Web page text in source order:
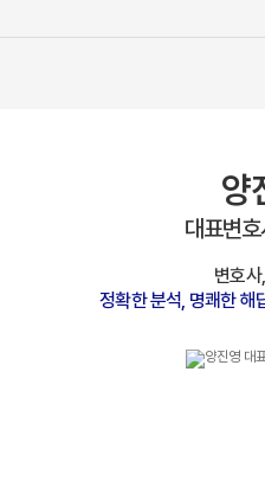
양
대표변
변호
정확한 분석, 명쾌한 해